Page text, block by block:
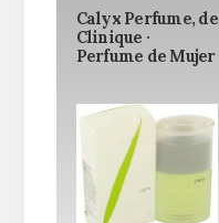
Calyx Perfume, de
Clinique ·
Perfume de Mujer